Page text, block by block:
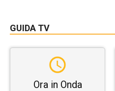
GUIDA TV
Ora in Onda